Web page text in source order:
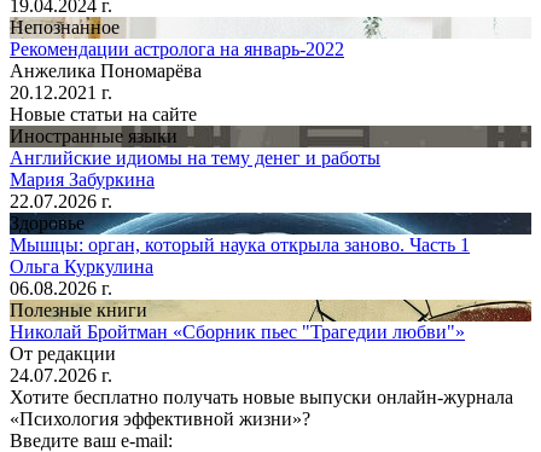
19.04.2024 г.
Непознанное
Рекомендации астролога на январь-2022
Анжелика Пономарёва
20.12.2021 г.
Новые статьи на сайте
Иностранные языки
Английские идиомы на тему денег и работы
Мария Забуркина
22.07.2026 г.
Здоровье
Мышцы: орган, который наука открыла заново. Часть 1
Ольга Куркулина
06.08.2026 г.
Полезные книги
Николай Бройтман «Сборник пьес "Трагедии любви"»
От редакции
24.07.2026 г.
Хотите бесплатно получать новые выпуски онлайн-журнала
«Психология эффективной жизни»?
Введите ваш e-mail: